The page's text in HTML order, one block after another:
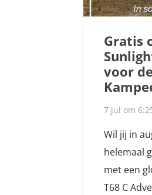
Gratis
voor
7 jul om
Wil jij in
helemaal
met een
T68 C